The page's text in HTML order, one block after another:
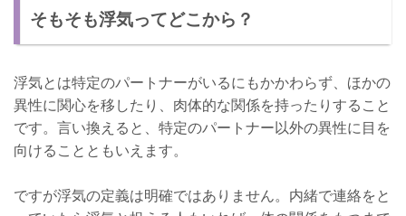
そもそも浮気ってどこから？
浮気とは特定のパートナーがいるにもかかわらず、ほかの
異性に関心を移したり、肉体的な関係を持ったりすること
です。言い換えると、特定のパートナー以外の異性に目を
向けることともいえます。
ですが浮気の定義は明確ではありません。内緒で連絡をと